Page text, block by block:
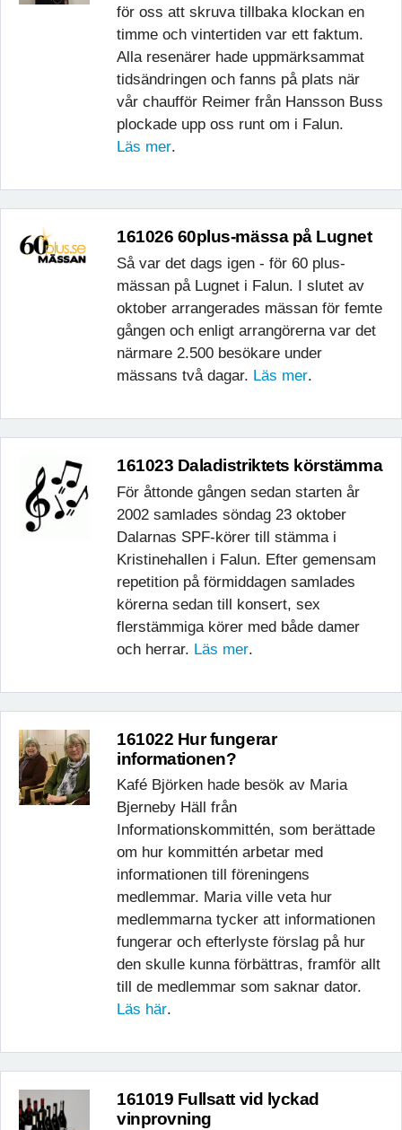
för oss att skruva tillbaka klockan en
timme och vintertiden var ett faktum.
Alla resenärer hade uppmärksammat
tidsändringen och fanns på plats när
vår chaufför Reimer från Hansson Buss
plockade upp oss runt om i Falun.
Läs mer.
161026 60plus-mässa på Lugnet
Så var det dags igen - för 60 plus-
mässan på Lugnet i Falun. I slutet av
oktober arrangerades mässan för femte
gången och enligt arrangörerna var det
närmare 2.500 besökare under
mässans två dagar. Läs mer.
161023 Daladistriktets körstämma
För åttonde gången sedan starten år
2002 samlades söndag 23 oktober
Dalarnas SPF-körer till stämma i
Kristinehallen i Falun. Efter gemensam
repetition på förmiddagen samlades
körerna sedan till konsert, sex
flerstämmiga körer med både damer
och herrar. Läs mer.
161022 Hur fungerar
informationen?
Kafé Björken hade besök av Maria
Bjerneby Häll från
Informationskommittén, som berättade
om hur kommittén arbetar med
informationen till föreningens
medlemmar. Maria ville veta hur
medlemmarna tycker att informationen
fungerar och efterlyste förslag på hur
den skulle kunna förbättras, framför allt
till de medlemmar som saknar dator.
Läs här.
161019 Fullsatt vid lyckad
vinprovning